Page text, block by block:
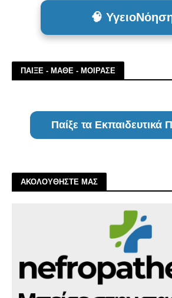
🧠
ΠΑΙΞΕ - ΜΑΘΕ - ΜΟΙΡΑΣΕ
Παίξε τα Εκπαιδευτικά
ΑΚΟΛΟΥΘΗΣΤΕ ΜΑΣ